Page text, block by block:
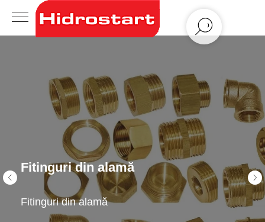
Fitinguri din alamă
Fitinguri din alamă